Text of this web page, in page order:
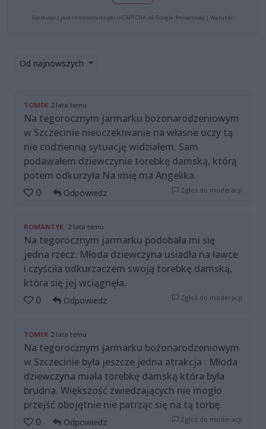
Formularz jest chroniony dzięki reCAPTCHA od Google: Prywatność | Warunki
Od najnowszych
TOMEK 2 lata temu
Na tegorocznym jarmarku bożonarodzeniowym
w Szczecinie nieoczekiwanie na własne oczy tą
nie codzienną sytuację widziałem. Sam
podawałem dziewczynie torebkę damską, którą
potem odkurzyła Na imię ma Angelika.
0
Odpowiedz Zgłoś do moderacji
ROMANTYK. 2 lata temu
Na tegorocznym jarmarku podobała mi się
jedna rzecz. Młoda dziewczyna usiadła na ławce
i czyściła odkurzaczem swoją torebkę damską,
która się jej wciągnęła.
0
Odpowiedz Zgłoś do moderacji
TOMEK 2 lata temu
Na tegorocznym jarmarku bożonarodzeniowym
w Szczecinie była jeszcze jedna atrakcja : Młoda
dziewczyna miała torebkę damską która była
brudna. Większość zwiedzających nie mogło
przejść obojętnie nie patrząc się na tą torbę.
0
Odpowiedz Zgłoś do moderacji